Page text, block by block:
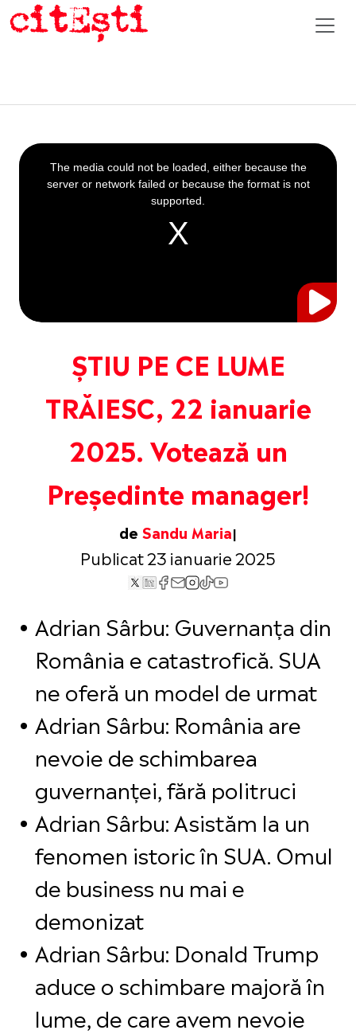
ȘTIU PE CE LUME
TRĂIESC, 22 ianuarie
2025. Votează un
Președinte manager!
de Sandu Maria
Publicat 23 ianuarie 2025
This
is
a
The media could not be loaded, either because the
server or network failed or because the format is not
supported.
Adrian Sârbu: Guvernanța din
România e catastrofică. SUA
ne oferă un model de urmat
Adrian Sârbu: România are
nevoie de schimbarea
guvernanței, fără politruci
Adrian Sârbu: Asistăm la un
fenomen istoric în SUA. Omul
de business nu mai e
demonizat
Adrian Sârbu: Donald Trump
aduce o schimbare majoră în
lume, de care avem nevoie